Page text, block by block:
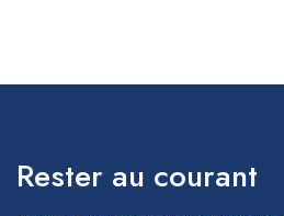
Rester au courant